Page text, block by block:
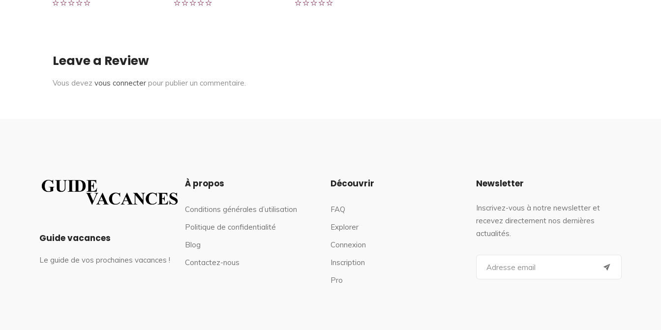
Leave a Review
Vous devez vous connecter pour publier un commentaire.
Guide vacances
Le guide de vos prochaines vacances !
À propos
Conditions générales d’utilisation
Politique de confidentialité
Blog
Contactez-nous
Découvrir
FAQ
Explorer
Connexion
Inscription
Pro
Newsletter
Inscrivez-vous à notre newsletter et
recevez directement nos dernières
actualités.
a